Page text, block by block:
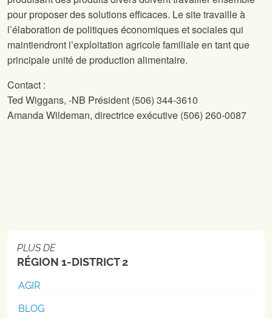
pour proposer des solutions efficaces. Le sitetravaille à
l’élaboration de politiques économiques et sociales qui
maintiendront l’exploitation agricole familiale en tant que
principale unité de production alimentaire.
Contact :
Ted Wiggans, -NB Président (506) 344-3610
Amanda Wildeman, directrice exécutive (506) 260-0087
PLUS DE
RÉGION 1-DISTRICT 2
AGIR
BLOG